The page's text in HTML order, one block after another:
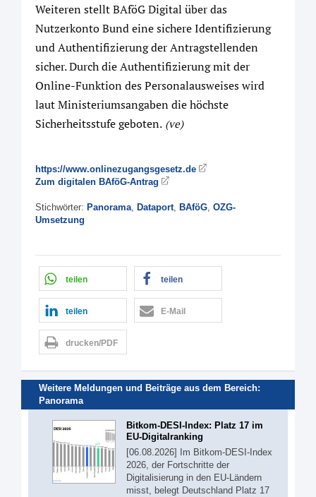
Weiteren stellt BAföG Digital über das
Nutzerkonto Bund eine sichere Identifizierung
und Authentifizierung der Antragstellenden
sicher. Durch die Authentifizierung mit der
Online-Funktion des Personalausweises wird
laut Ministeriumsangaben die höchste
Sicherheitsstufe geboten. (ve)
https://www.onlinezugangsgesetz.de
Zum digitalen BAföG-Antrag
Stichwörter: Panorama Dataport BAföG OZG-
Umsetzung
teilen teilen
teilen E-Mail
drucken/PDF
Weitere Meldungen und Beiträge aus dem Bereich:
Panorama
Bitkom-DESI-Index: Platz 17 im
EU-Digitalranking
[06.08.2026] Im Bitkom-DESI-Index
2026, der Fortschritte der
Digitalisierung in den EU-Ländern
misst, belegt Deutschland Platz 17